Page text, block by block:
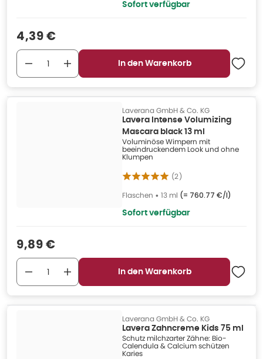
Sofort verfügbar
Verkaufspreis
4,39 €
In den Warenkorb
Laverana GmbH & Co. KG
Lavera Intense Volumizing
Mascara black 13 ml
Voluminöse Wimpern mit
beeindruckendem Look und ohne
Klumpen
(2)
Flaschen • 13 ml (= 760.77 €/l)
Sofort verfügbar
Verkaufspreis
9,89 €
In den Warenkorb
Laverana GmbH & Co. KG
Lavera Zahncreme Kids 75 ml
Schutz milchzarter Zähne: Bio-
Calendula & Calcium schützen
Karies